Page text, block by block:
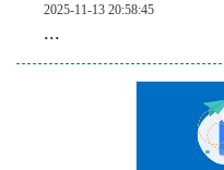
2025-11-13 20:58:45
...